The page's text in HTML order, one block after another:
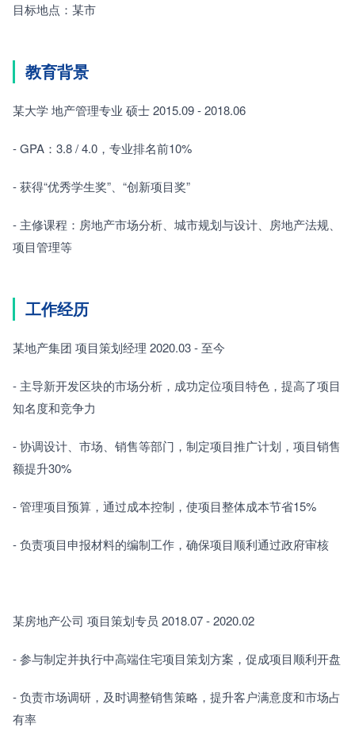
目标地点：某市
教育背景
某大学 地产管理专业 硕士 2015.09 - 2018.06
- GPA：3.8 / 4.0，专业排名前10%
- 获得“优秀学生奖”、“创新项目奖”
- 主修课程：房地产市场分析、城市规划与设计、房地产法规、
项目管理等
工作经历
某地产集团 项目策划经理 2020.03 - 至今
- 主导新开发区块的市场分析，成功定位项目特色，提高了项目
知名度和竞争力
- 协调设计、市场、销售等部门，制定项目推广计划，项目销售
额提升30%
- 管理项目预算，通过成本控制，使项目整体成本节省15%
- 负责项目申报材料的编制工作，确保项目顺利通过政府审核
某房地产公司 项目策划专员 2018.07 - 2020.02
- 参与制定并执行中高端住宅项目策划方案，促成项目顺利开盘
- 负责市场调研，及时调整销售策略，提升客户满意度和市场占
有率